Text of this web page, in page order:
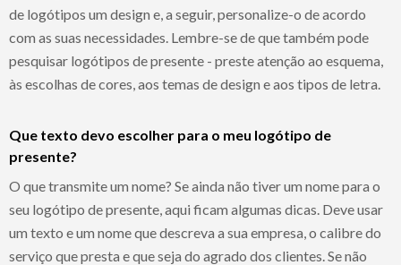
de logótipos um design e, a seguir, personalize-o de acordo
com as suas necessidades. Lembre-se de que também pode
pesquisar logótipos de presente - preste atenção ao esquema,
às escolhas de cores, aos temas de design e aos tipos de letra.
Que texto devo escolher para o meu logótipo de
presente?
O que transmite um nome? Se ainda não tiver um nome para o
seu logótipo de presente, aqui ficam algumas dicas. Deve usar
um texto e um nome que descreva a sua empresa, o calibre do
serviço que presta e que seja do agrado dos clientes. Se não